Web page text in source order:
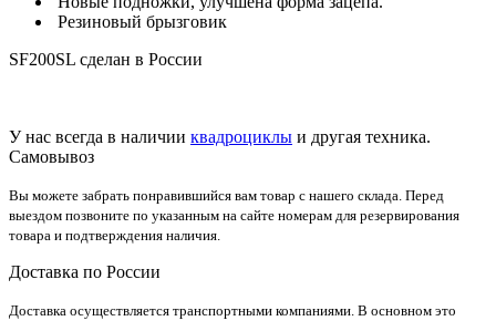
Резиновый брызговик
SF200SL сделан в России
У нас всегда в наличии квадроциклы и другая техника.
Самовывоз
Вы можете забрать понравившийся вам товар с нашего склада. Перед
выездом позвоните по указанным на сайте номерам для резервирования
товара и подтверждения наличия.
Доставка по России
Доставка осуществляется транспортными компаниями. В основном это